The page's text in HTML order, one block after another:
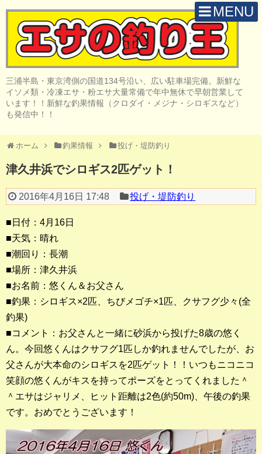
MENU
三浦半島・東京湾側の国道134号沿い、広い駐車場完備。新鮮な
イソメ類・冷凍エサ・粉エサ大量常備で年中無休で早朝営業して
います！！新鮮な釣果情報（クロダイ・メジナ・シロギスなど）
も発信中！！
ホーム 釣果情報 投げ・堤防釣り
津久井浜でシロギス2匹ゲット！
2016年4月16日 17:48 投げ・堤防釣り
■日付：4月16日
■天気：晴れ
■潮回り：長潮
■場所：津久井浜
■お名前：悠くん＆お父さん
■釣果：シロギス×2匹、ちびメゴチ×1匹、クサフグ少々(全
釣果)
■コメント：お父さんと一緒に砂浜から投げた8歳の悠く
ん。今回悠くんはクサフグ1匹しか釣れませんでしたが、お
父さんが大本命のシロギスを2匹ゲット！！いつもニコニコ
笑顔の悠くんがキスを持ってポーズをとってくれました＾
＾エサはジャリメ、ヒット距離は2色(約50m)、午後の釣果
です。おめでとうございます！
H O M E
取 扱 商 品
釣 果 情 報
陸っぱりルアー
船・ボート釣り
その他の釣り
釣果ランキング
2023年 クロダイ部門
2023年 メジナ部門
歴代釣果ランキング
クロダイ部門
メジナ部門
シロギス部門